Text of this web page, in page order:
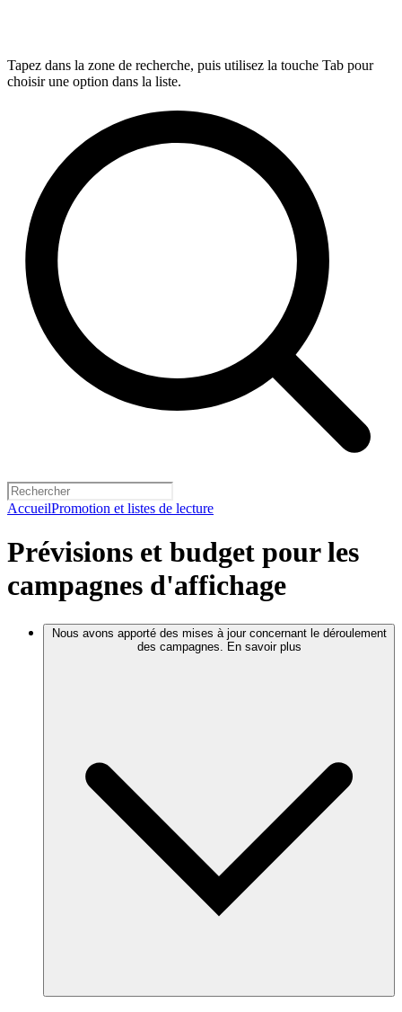
Tapez dans la zone de recherche, puis utilisez la touche Tab pour
choisir une option dans la liste.
AccueilPromotion et listes de lecture
Prévisions et budget pour les
campagnes d'affichage
Nous avons apporté des mises à jour concernant le déroulement
des campagnes. En savoir plus